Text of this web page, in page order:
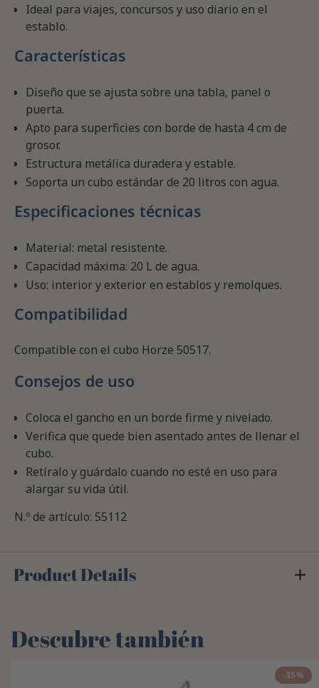
Ideal para viajes, concursos y uso diario en el
establo.
Características
Diseño que se ajusta sobre una tabla, panel o
puerta.
Apto para superficies con borde de hasta 4 cm de
grosor.
Estructura metálica duradera y estable.
Soporta un cubo estándar de 20 litros con agua.
Especificaciones técnicas
Material: metal resistente.
Capacidad máxima: 20 L de agua.
Uso: interior y exterior en establos y remolques.
Compatibilidad
Compatible con el cubo Horze 50517.
Consejos de uso
Coloca el gancho en un borde firme y nivelado.
Verifica que quede bien asentado antes de llenar el
cubo.
Retíralo y guárdalo cuando no esté en uso para
alargar su vida útil.
N.º de artículo: 55112
Product Details
Descubre también
-35%